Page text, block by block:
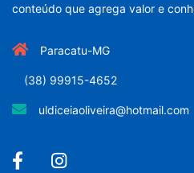
conteúdo que agrega valor e
Paracatu-MG
(38) 99915-4652
uldiceiaoliveira@hotmail.com